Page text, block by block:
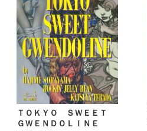
ＴＯＫＹＯ ＳＷＥＥＴ
ＧＷＥＮＤＯＬＩＮＥ